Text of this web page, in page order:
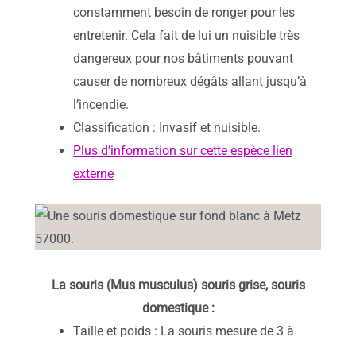
constamment besoin de ronger pour les
entretenir. Cela fait de lui un nuisible très
dangereux pour nos bâtiments pouvant
causer de nombreux dégâts allant jusqu’à
l’incendie.
Classification : Invasif et nuisible.
Plus d’information sur cette espèce lien
externe
La souris (Mus musculus) souris grise, souris
domestique :
Taille et poids : La souris mesure de 3 à